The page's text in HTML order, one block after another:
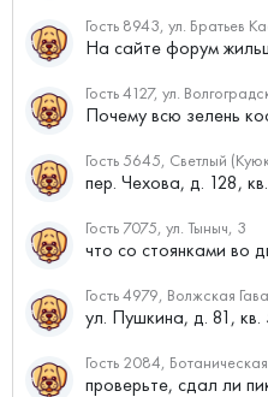
Гость 8943, ул. Братьев
Гость 4127, ул.
Гость 5645, Светлый
пер. Чехова, д. 128,
Гость 7075, ул. Тыныч, 3
Гость 4979, Волжская
ул. Пушкина, д. 81,